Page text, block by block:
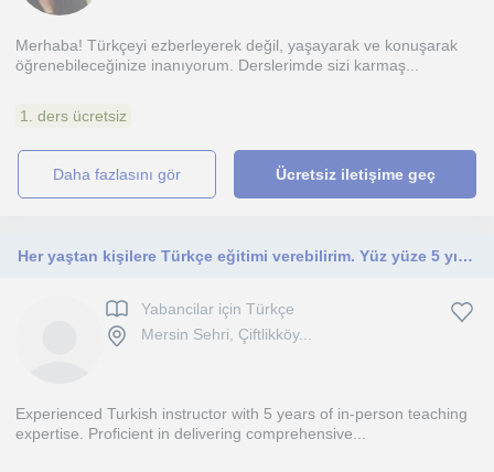
Merhaba! Türkçeyi ezberleyerek değil, yaşayarak ve konuşarak
öğrenebileceğinize inanıyorum. Derslerimde sizi karmaş...
1. ders ücretsiz
daha fazlasını gör Ücretsiz iletişime geç
Her yaştan kişilere Türkçe eğitimi verebilirim. Yüz yüze 5 yıldır birebir ders vermekteyim
Yabancilar için Türkçe
Mersin Sehri, Çiftlikköy...
Experienced Turkish instructor with 5 years of in-person teaching
expertise. Proficient in delivering comprehensive...